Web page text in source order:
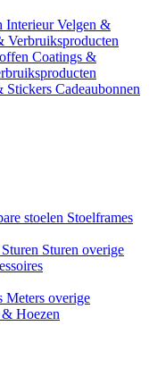
InterieurVelgen &
Verbruiksproducten
Coatings &
Stickers Cadeaubonnen
stoelen Stoelframes
Sturen Sturen overige
Meters overige
Hoezen